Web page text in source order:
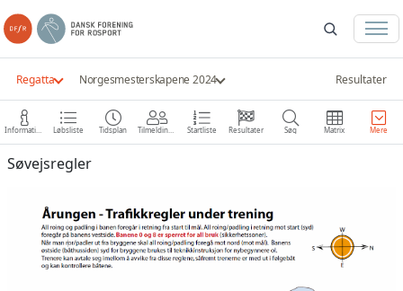
Regatta Norgesmesterskapene 2024 Resultater
Information Løbsliste Tidsplan Tilmeldinger Startliste Resultater Søg Matrix Mere
Søvejsregler